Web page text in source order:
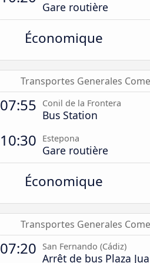
Gare routière
Économique
Transportes Generales
07:55 Conil de la Frontera
Bus Station
10:30 Estepona
Gare routière
Économique
Transportes Generales
07:20 San Fernando (Cádiz)
Arrêt de bus Plaza